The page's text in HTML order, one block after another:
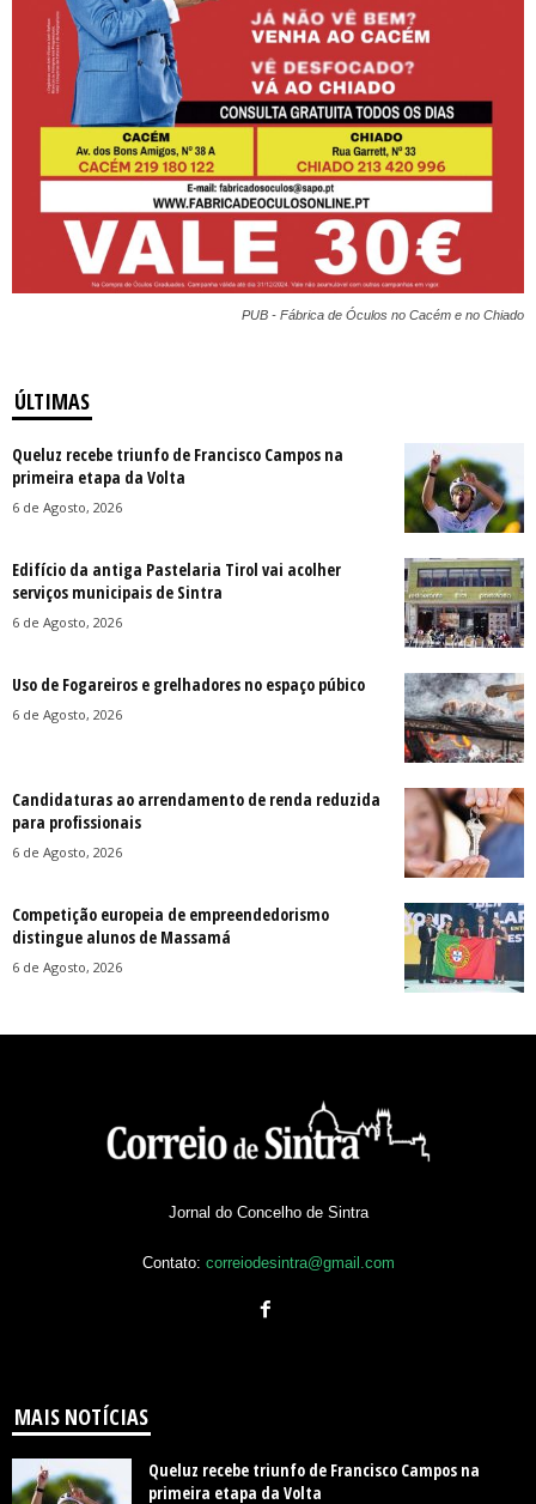
PUB - Fábrica de Óculos no Cacém e no Chiado
ÚLTIMAS
Queluz recebe triunfo de Francisco Campos na
primeira etapa da Volta
6 de Agosto, 2026
Edifício da antiga Pastelaria Tirol vai acolher
serviços municipais de Sintra
6 de Agosto, 2026
Uso de Fogareiros e grelhadores no espaço púbico
6 de Agosto, 2026
Candidaturas ao arrendamento de renda reduzida
para profissionais
6 de Agosto, 2026
Competição europeia de empreendedorismo
distingue alunos de Massamá
6 de Agosto, 2026
Jornal do Concelho de Sintra
Contato: correiodesintra@gmail.com
MAIS NOTÍCIAS
Queluz recebe triunfo de Francisco Campos na
primeira etapa da Volta